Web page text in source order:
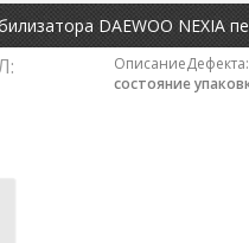
DAEWOO NEXIA
ОписаниеДефекта:
состояние